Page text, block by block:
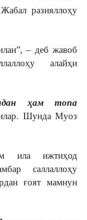
разияллоҳу
– деб жавоб
алайҳи
ҳам топа
Шунда Муоз
ила ижтиҳод
саллаллоҳу
ғоят мамнун